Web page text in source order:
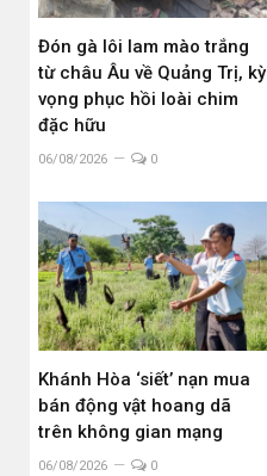
Đón gà lôi lam mào trắng
từ châu Âu về Quảng Trị, kỳ
vọng phục hồi loài chim
đặc hữu
06/08/2026 0
Khánh Hòa ‘siết’ nạn mua
bán động vật hoang dã
trên không gian mạng
06/08/2026 0